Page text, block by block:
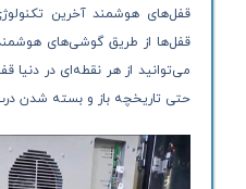
قفل‌های هوشمند آخرین
قفل‌ها از طریق گوشی‌های
می‌توانید از هر نقطه‌ای در دنیا
حتی تاریخچه باز و بسته شدن